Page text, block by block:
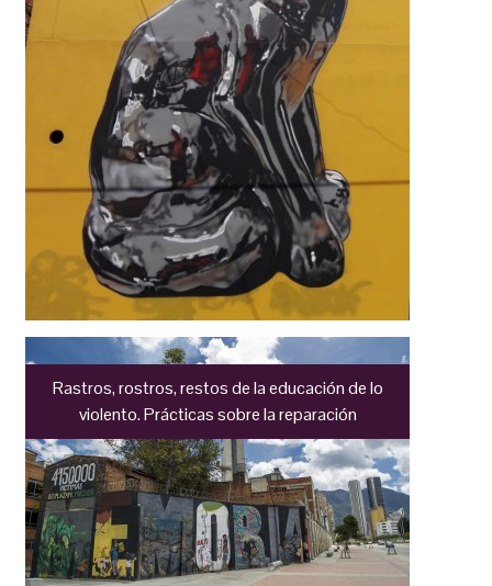
Rastros, rostros, restos de la educación de lo
violento. Prácticas sobre la reparación